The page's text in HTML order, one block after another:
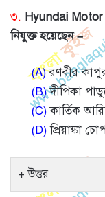
৩. Hyundai Motor
নিযুক্ত হয়েছেন –
(A)রণবীর
(B)দীপিকা
(C)কার্তিক
(D)প্রিয়াঙ্কা
উত্তর